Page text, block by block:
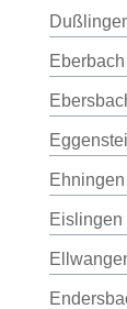
Eberbach
Ehningen
Eislingen